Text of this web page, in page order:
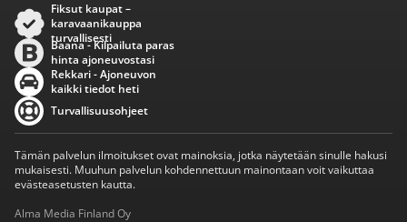
Fiksut kaupat –
karavaanikauppa
turvallisesti
Baana - Kilpailuta paras
hinta ajoneuvostasi
Rekkari - Ajoneuvon
kaikki tiedot heti
Turvallisuusohjeet
Tämän palvelun ilmoitukset ovat mainoksia, jotka näytetään sinulle hakusi
mukaisesti. Muuhun palvelun kohdennettuun mainontaan voit vaikuttaa
evästeasetusten kautta.
Alma Media Finland Oy